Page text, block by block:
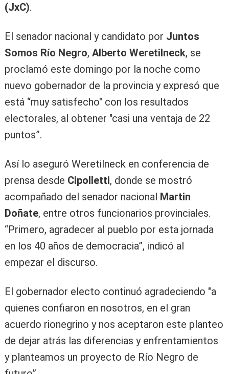
(JxC).
El senador nacional y candidato por Juntos
Somos Río Negro, Alberto Weretilneck, se
proclamó este domingo por la noche como
nuevo gobernador de la provincia y expresó que
está “muy satisfecho" con los resultados
electorales, al obtener "casi una ventaja de 22
puntos”.
Así lo aseguró Weretilneck en conferencia de
prensa desde Cipolletti, donde se mostró
acompañado del senador nacional Martin
Doñate, entre otros funcionarios provinciales.
“Primero, agradecer al pueblo por esta jornada
en los 40 años de democracia”, indicó al
empezar el discurso.
El gobernador electo continuó agradeciendo "a
quienes confiaron en nosotros, en el gran
acuerdo rionegrino y nos aceptaron este planteo
de dejar atrás las diferencias y enfrentamientos
y planteamos un proyecto de Río Negro de